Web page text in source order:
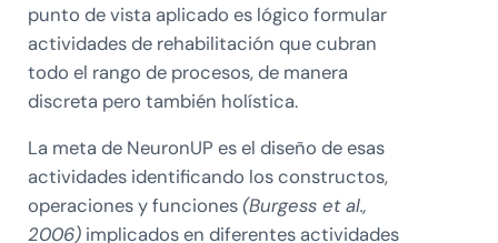
punto de vista aplicado es lógico formular
actividades de rehabilitación que cubran
todo el rango de procesos, de manera
discreta pero también holística.
La meta de NeuronUP es el diseño de esas
actividades identificando los constructos,
operaciones y funciones (Burgess et al.,
2006)implicados en diferentes actividades